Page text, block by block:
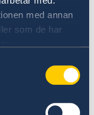
med annan
som de har
to
additional
Here'